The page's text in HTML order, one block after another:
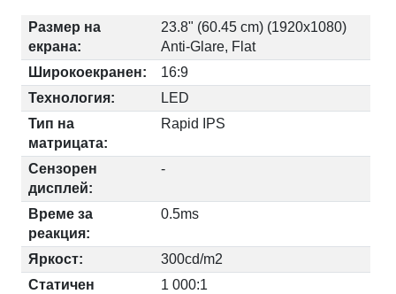
Размер на
екрана:
23.8" (60.45 cm) (1920x1080)
Anti-Glare, Flat
Широкоекранен:
16:9
Технология:
LED
Тип на
матрицата:
Rapid IPS
Сензорен
дисплей:
-
Време за
реакция:
0.5ms
Яркост:
300cd/m2
Статичен
1 000:1